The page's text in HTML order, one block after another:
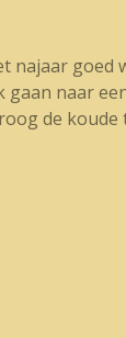
najaar goed
gaan naar
de